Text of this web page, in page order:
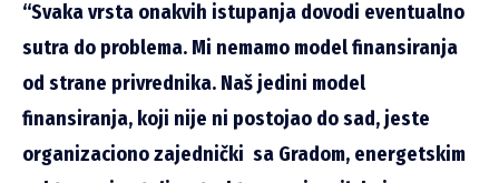
“Svaka vrsta onakvih istupanja dovodi eventualno
sutra do problema. Mi nemamo model finansiranja
od strane privrednika. Naš jedini model
finansiranja, koji nije ni postojao do sad, jeste
organizaciono zajednički sa Gradom, energetskim